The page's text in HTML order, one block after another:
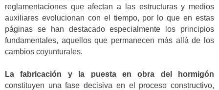
reglamentaciones que afectan a las estructuras y medios
auxiliares evolucionan con el tiempo, por lo que en estas
páginas se han destacado especialmente los principios
fundamentales, aquellos que permanecen más allá de los
cambios coyunturales.
La fabricación y la puesta en obra del hormigón
constituyen una fase decisiva en el proceso constructivo,